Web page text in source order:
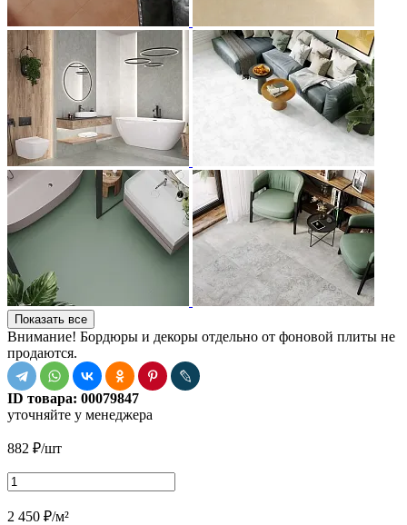
Показать все
Внимание! Бордюры и декоры отдельно от фоновой плиты не
продаются.
ID товара: 00079847
уточняйте у менеджера
882 ₽/шт
2 450 ₽/м²